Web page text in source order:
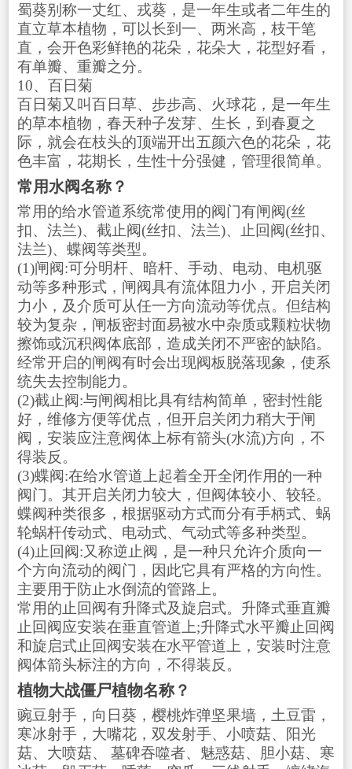
蜀葵别称一丈红、戎葵，是一年生或者二年生的
直立草本植物，可以长到一、两米高，枝干笔
直，会开色彩鲜艳的花朵，花朵大，花型好看，
有单瓣、重瓣之分。
10、百日菊
百日菊又叫百日草、步步高、火球花，是一年生
的草本植物，春天种子发芽、生长，到春夏之
际，就会在枝头的顶端开出五颜六色的花朵，花
色丰富，花期长，生性十分强健，管理很简单。
常用水阀名称？
常用的给水管道系统常使用的阀门有闸阀(丝
扣、法兰)、截止阀(丝扣、法兰)、止回阀(丝扣、
法兰)、蝶阀等类型。
(1)闸阀:可分明杆、暗杆、手动、电动、电机驱
动等多种形式，闸阀具有流体阻力小，开启关闭
力小，及介质可从任一方向流动等优点。但结构
较为复杂，闸板密封面易被水中杂质或颗粒状物
擦饰或沉积阀体底部，造成关闭不严密的缺陷。
经常开启的闸阀有时会出现阀板脱落现象，使系
统失去控制能力。
(2)截止阀:与闸阀相比具有结构简单，密封性能
好，维修方便等优点，但开启关闭力稍大于闸
阀，安装应注意阀体上标有箭头(水流)方向，不
得装反。
(3)蝶阀:在给水管道上起着全开全闭作用的一种
阀门。其开启关闭力较大，但阀体较小、较轻。
蝶阀种类很多，根据驱动方式而分有手柄式、蜗
轮蜗杆传动式、电动式、气动式等多种类型。
(4)止回阀:又称逆止阀，是一种只允许介质向一
个方向流动的阀门，因此它具有严格的方向性。
主要用于防止水倒流的管路上。
常用的止回阀有升降式及旋启式。升降式垂直瓣
止回阀应安装在垂直管道上;升降式水平瓣止回阀
和旋启式止回阀安装在水平管道上，安装时注意
阀体箭头标注的方向，不得装反。
植物大战僵尸植物名称？
豌豆射手，向日葵，樱桃炸弹坚果墙，土豆雷，
寒冰射手，大嘴花，双发射手、小喷菇、阳光
菇、大喷菇、 墓碑吞噬者、魅惑菇、胆小菇、寒